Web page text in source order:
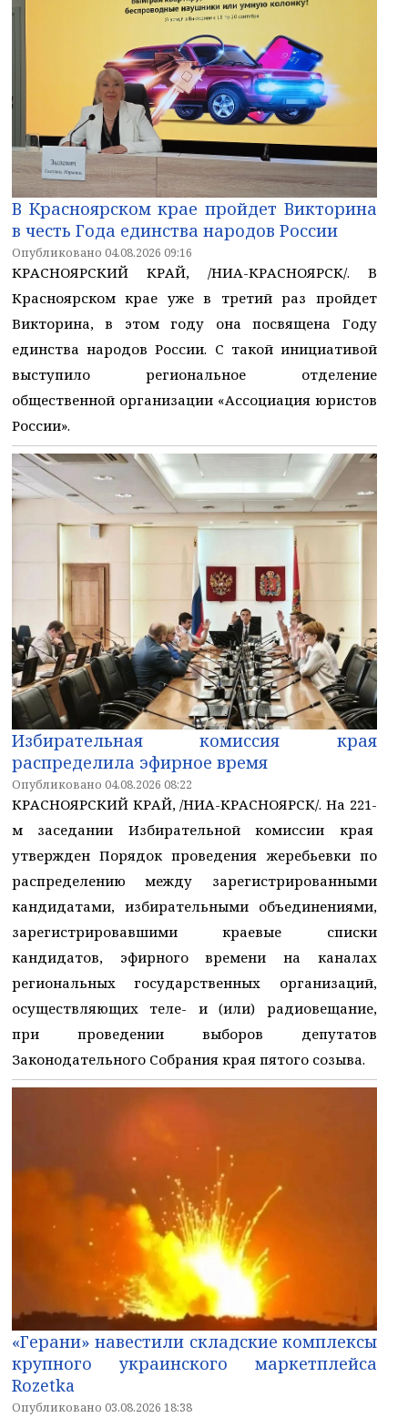
В Красноярском крае пройдет Викторина
в честь Года единства народов России
Опубликовано 04.08.2026 09:16
КРАСНОЯРСКИЙ КРАЙ, /НИА-КРАСНОЯРСК/. В
Красноярском крае уже в третий раз пройдет
Викторина, в этом году она посвящена Году
единства народов России. С такой инициативой
выступило региональное отделение
общественной организации «Ассоциация юристов
России».
Избирательная комиссия края
распределила эфирное время
Опубликовано 04.08.2026 08:22
КРАСНОЯРСКИЙ КРАЙ, /НИА-КРАСНОЯРСК/. На 221-
м заседании Избирательной комиссии края
утвержден Порядок проведения жеребьевки по
распределению между зарегистрированными
кандидатами, избирательными объединениями,
зарегистрировавшими краевые списки
кандидатов, эфирного времени на каналах
региональных государственных организаций,
осуществляющих теле- и (или) радиовещание,
при проведении выборов депутатов
Законодательного Собрания края пятого созыва.
«Герани» навестили складские комплексы
крупного украинского маркетплейса
Rozetka
Опубликовано 03.08.2026 18:38